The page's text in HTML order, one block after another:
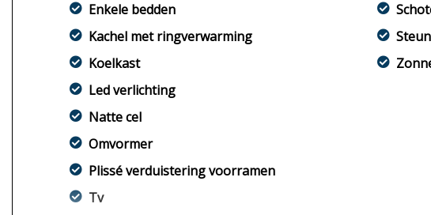
Enkele bedden
Kachel met ringverwarming
Koelkast
Led verlichting
Natte cel
Omvormer
Plissé verduistering voorramen
Tv